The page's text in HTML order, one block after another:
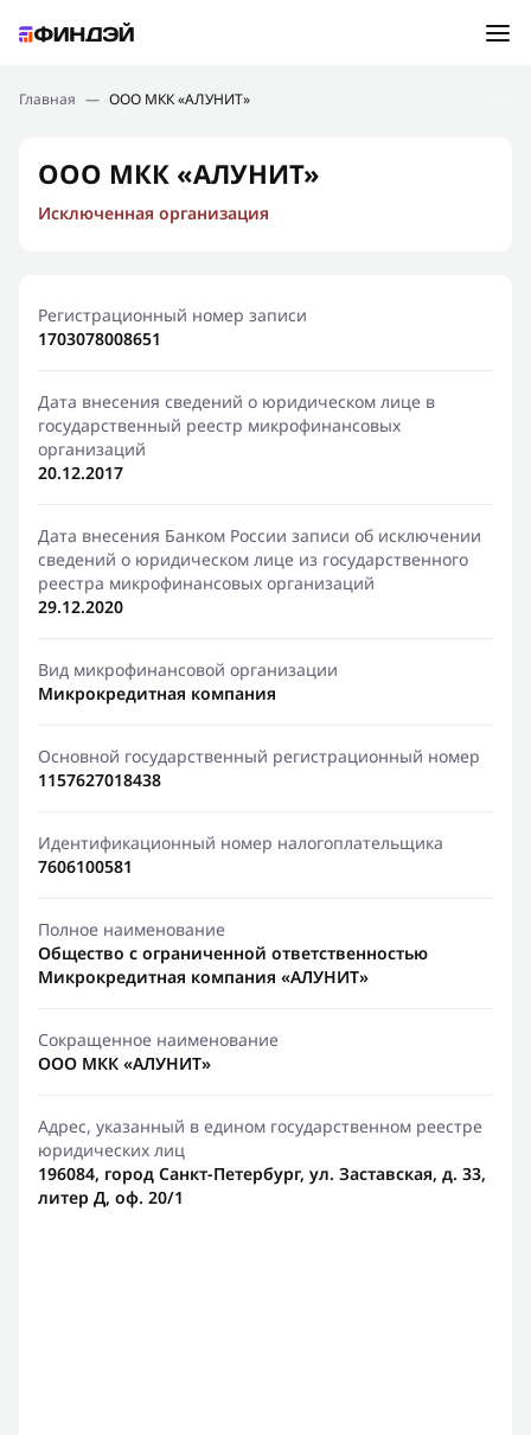
Подбор займа
Новости
Финансовое просвещение
Главная — ООО МКК «АЛУНИТ»
ООО МКК «АЛУНИТ»
Исключенная организация
Регистрационный номер записи
1703078008651
Дата внесения сведений о юридическом лице в
государственный реестр микрофинансовых
организаций
20.12.2017
Дата внесения Банком России записи об исключении
сведений о юридическом лице из государственного
реестра микрофинансовых организаций
29.12.2020
Вид микрофинансовой организации
Микрокредитная компания
Основной государственный регистрационный номер
1157627018438
Идентификационный номер налогоплательщика
7606100581
Полное наименование
Общество с ограниченной ответственностью
Микрокредитная компания «АЛУНИТ»
Сокращенное наименование
ООО МКК «АЛУНИТ»
Адрес, указанный в едином государственном реестре
юридических лиц
196084, город Санкт-Петербург, ул. Заставская, д. 33,
литер Д, оф. 20/1
Ошибка:Контактная форма не найдена.
Спасибо, что написали нам
Мы свяжемся с Вами в ближайшее время и сообщим
результат
Отправить новый запрос